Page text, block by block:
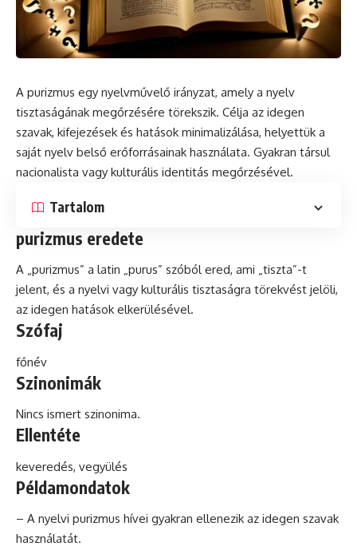
A purizmus egy nyelvművelő irányzat, amely a nyelv
tisztaságának megőrzésére törekszik. Célja az idegen
szavak, kifejezések és hatások minimalizálása, helyettük a
saját nyelv belső erőforrásainak használata. Gyakran társul
nacionalista vagy kulturális identitás megőrzésével.
Tartalom
purizmus eredete
A „purizmus” a latin „purus” szóból ered, ami „tiszta”-t
jelent, és a nyelvi vagy kulturális tisztaságra törekvést jelöli,
az idegen hatások elkerülésével.
Szófaj
főnév
Szinonimák
Nincs ismert szinonima.
Ellentéte
keveredés, vegyülés
Példamondatok
– A nyelvi purizmus hívei gyakran ellenezik az idegen szavak
használatát.